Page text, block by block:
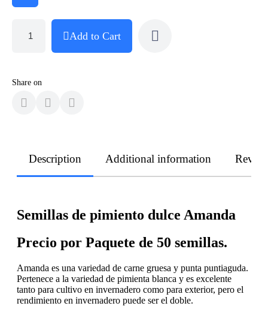
Add to Cart
Share on
Description Additional information
Semillas de pimiento dulce Amanda
Precio por Paquete de 50 semillas.
Amanda es una variedad de carne gruesa y punta puntiaguda.
Pertenece a la variedad de pimienta blanca y es excelente
tanto para cultivo en invernadero como para exterior, pero el
rendimiento en invernadero puede ser el doble.